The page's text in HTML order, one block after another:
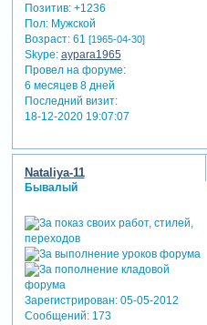
Позитив: +1236
Пол:Мужской
Возраст:61 [1965-04-30]
Skype: aypara1965
Провел на форуме:
6 месяцев 8 дней
Последний визит:
18-12-2020 19:07:07
Nataliya-11
Бывалый
Зарегистрирован: 05-05-2012
Сообщений:173